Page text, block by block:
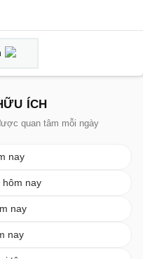
ÍCH
quan tâm mỗi ngày
nay
nay
nay
nay